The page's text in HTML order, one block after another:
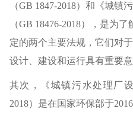
（GB 1847-2018）和《城镇
（GB 18476-2018），是为
定的两个主要法规，它们对
设计、建设和运行具有重要意
其次，《城镇污水处理厂
2018）是在国家环保部于